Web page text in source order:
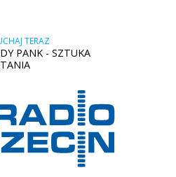
TERAZ
PANK - SZTUKA